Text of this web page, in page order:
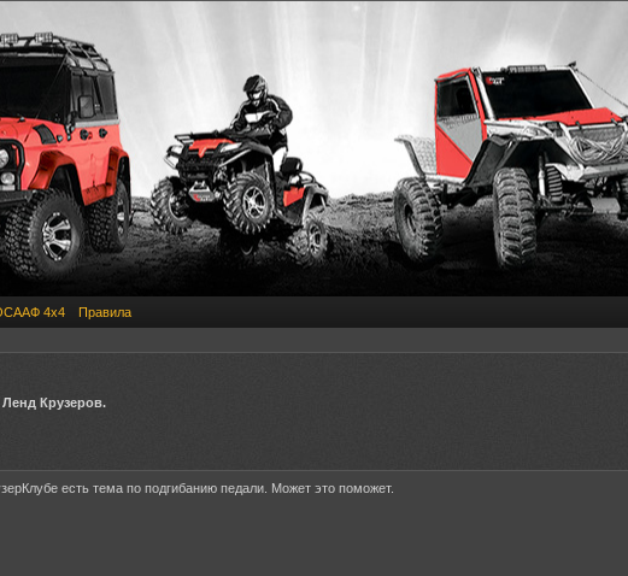
4х4 Правила
Ленд Крузеров.
есть тема по подгибанию педали. Может это поможет.